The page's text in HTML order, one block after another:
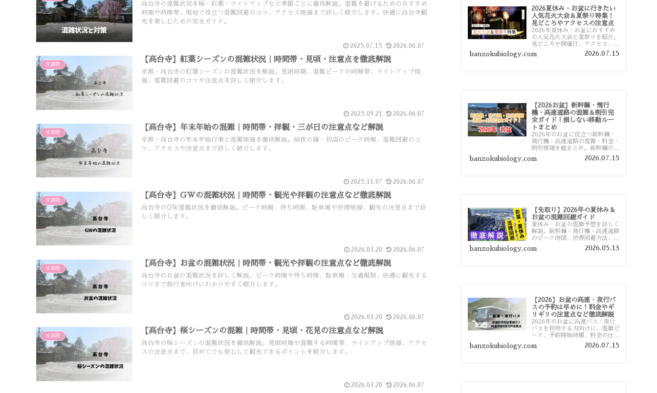
高台寺の混雑状況を桜・紅葉・ライトアップなど季節ごとに徹底解説。混雑を避けるためのおすすめ
時期や時間帯、現地で役立つ混雑回避のコツ、アクセス情報まで詳しく紹介します。快適に高台寺観
光を楽しむための完全ガイド。
2025.07.15 2026.06.07
京都府
【高台寺】紅葉シーズンの混雑状況｜時間帯・見頃・注意点を徹底解説
京都・高台寺の紅葉シーズンの混雑状況を解説。見頃時期、混雑ピークの時間帯、ライトアップ情
報、混雑回避のコツや注意点を詳しく紹介します。
2025.09.21 2026.06.07
京都府
【高台寺】年末年始の混雑｜時間帯・拝観・三が日の注意点など解説
京都・高台寺の年末年始行事と混雑情報を徹底解説。除夜の鐘・初詣のピーク時間、混雑回避のコ
ツ、アクセスや注意点まで詳しく紹介します。
2025.11.07 2026.06.07
京都府
【高台寺】GWの混雑状況｜時間帯・観光や拝観の注意点など徹底解説
高台寺のGW混雑状況を徹底解説。ピーク時間、待ち時間、駐車場や渋滞情報、観光の注意点まで詳
しく紹介します。
2026.03.20 2026.06.07
京都府
【高台寺】お盆の混雑状況｜時間帯・観光や拝観の注意点など徹底解説
高台寺のお盆の混雑状況を詳しく解説。ピーク時間や待ち時間、駐車場・交通規制、快適に観光する
コツまで旅行者向けにわかりやすく紹介します。
2026.03.20 2026.06.07
京都府
【高台寺】桜シーズンの混雑｜時間帯・見頃・花見の注意点など解説
高台寺の桜シーズンの混雑状況を徹底解説。見頃時期や混雑する時間帯、ライトアップ情報、アクセ
スの注意点まで、初めてでも安心して観光できるポイントを紹介します。
2026.03.20 2026.06.07
2026夏休み・お盆に行きたい
人気花火大会＆夏祭り特集！
見どころやアクセスの注意点
2026年夏休み・お盆におすすめ
の人気花火大会と夏祭りを紹介。
見どころや開催日、アクセス、混
雑対策、旅行前に知っておきたい
注意点をわかりやすく解説しま
banzokubiology.com 2026.07.15
【2026お盆】新幹線・飛行
機・高速道路の混雑＆割引完
全ガイド！損しない移動ルー
トまとめ
2026年のお盆に役立つ新幹線・
飛行機・高速道路の混雑・料金・
割引情報を総まとめ。新幹線の予
約や最繁忙期料金、飛行機を安く
予約するコツ、高速道路の休日割
banzokubiology.com 2026.07.15
【先取り】2026年の夏休み＆
お盆の混雑回避ガイド
夏休み・お盆の混雑予想を詳しく
解説。新幹線・飛行機・高速道路
のピーク時間、渋滞回避方法、混
雑しやすい観光地、交通手段別の
特徴まで旅行者向けに分かりやす
banzokubiology.com 2026.05.13
【2026】お盆の高速・夜行バ
スの予約は早めに！料金やギ
リギリの注意点など徹底解説
2026年のお盆に高速バス・夜行
バスを利用する方向けに、混雑ピ
ーク、予約開始時期、料金の仕組
み、キャンセル待ちのコツ、直前
予約の注意点まで詳しく解説しま
banzokubiology.com 2026.07.15